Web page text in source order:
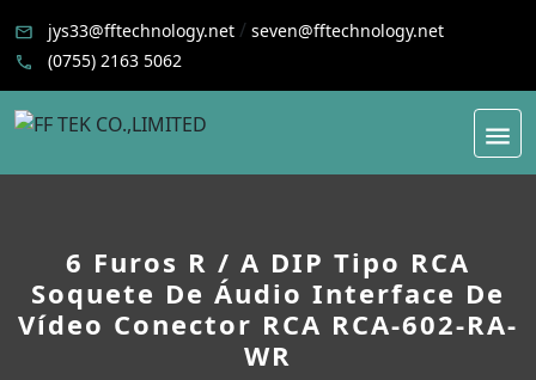
jys33@fftechnology.net / seven@fftechnology.net
(0755) 2163 5062
6 Furos R / A DIP Tipo RCA
Soquete De Áudio Interface De
Vídeo Conector RCA RCA-602-RA-
WR